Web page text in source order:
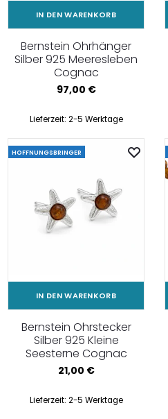
IN DEN WARENKORB
Bernstein Ohrhänger
Silber 925 Meeresleben
Cognac
97,00 €
Lieferzeit: 2-5 Werktage
HOFFNUNGSBRINGER
IN DEN WARENKORB
Bernstein Ohrstecker
Silber 925 Kleine
Seesterne Cognac
21,00 €
Lieferzeit: 2-5 Werktage